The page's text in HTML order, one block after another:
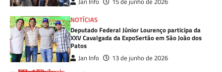
NOTÍCIAS
Deputado Federal Júnior Lourenço participa da
XXV Cavalgada da ExpoSertão em São João dos
Patos
Jan Info
13 de junho de 2026